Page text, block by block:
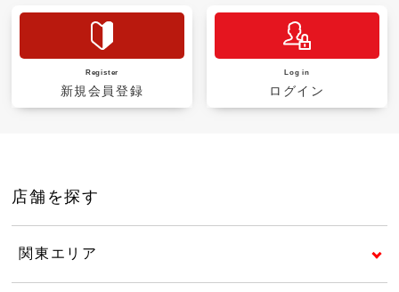
Register
新規会員登録
Log in
ログイン
店舗を探す
関東エリア